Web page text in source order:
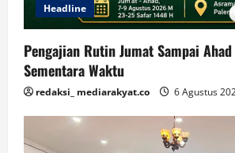
Headline
Pengajian Rutin Jumat Sampai
Sementara Waktu
redaksi_ mediarakyat.co 6 Agustus